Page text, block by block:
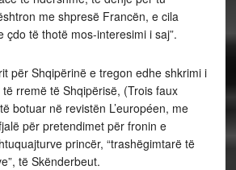
me shpresë Francën, e cila
çdo të thotë mos-interesimi i saj”.
për Shqipërinë e tregon edhe shkrimi i
rremë të Shqipërisë, (Trois faux
botuar në revistën L’européen, me
për pretendimet për fronin e
princër, “trashëgimtarë të
të Skënderbeut.